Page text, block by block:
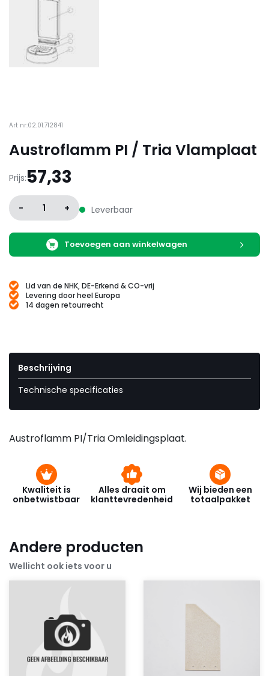
Art nr:02.01.712841
Austroflamm PI / Tria Vlamplaat
Prijs:57,33
- 1 + Leverbaar
Toevoegen aan winkelwagen
Lid van de NHK, DE-Erkend & CO-vrij
Levering door heel Europa
14 dagen retourrecht
Beschrijving
Technische specificaties
Austroflamm PI/Tria Omleidingsplaat.
Kwaliteit is
onbetwistbaar
Alles draait om
klanttevredenheid
Wij bieden een
totaalpakket
Andere producten
Wellicht ook iets voor u